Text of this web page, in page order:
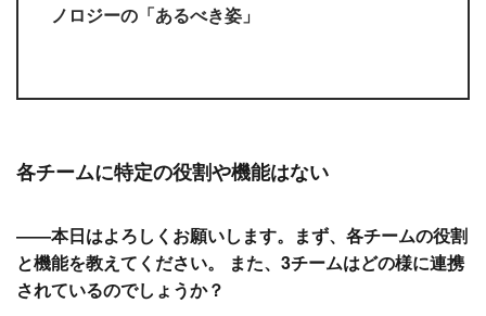
ノロジーの「あるべき姿」
各チームに特定の役割や機能はない
――本日はよろしくお願いします。まず、各チームの役割
と機能を教えてください。 また、3チームはどの様に連携
されているのでしょうか？